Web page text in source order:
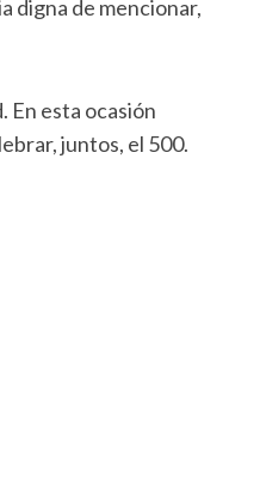
digna de mencionar,
En esta ocasión
juntos, el 500.